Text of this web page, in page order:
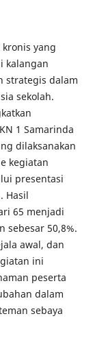
yang
kalangan
strategis dalam
sekolah.
1 Samarinda
dilaksanakan
kegiatan
presentasi
Hasil
65 menjadi
sebesar 50,8%.
awal, dan
ini
peserta
dalam
sebaya